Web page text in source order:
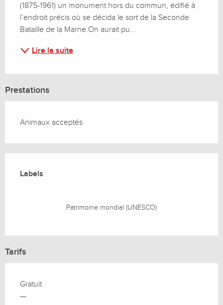
(1875-1961) un monument hors du commun, édifié à
l’endroit précis où se décida le sort de la Seconde
Bataille de la Marne.On aurait pu...
Lire la suite
Prestations
Animaux acceptés
Labels
Labels
Patrimoine mondial (UNESCO)
Tarifs
Gratuit
—